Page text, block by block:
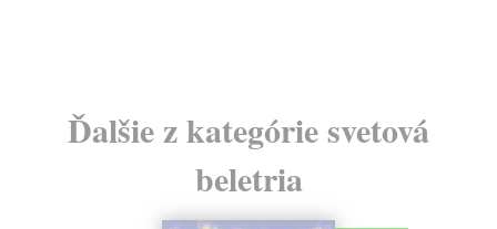
Ďalšie z kategórie svetová
beletria